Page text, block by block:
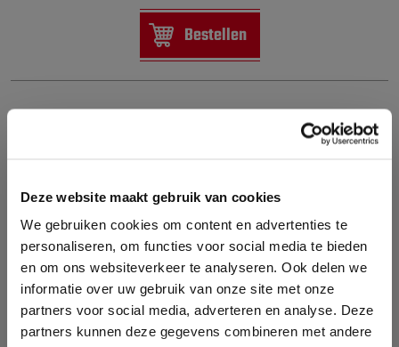
Deze website maakt gebruik van cookies
We gebruiken cookies om content en advertenties te
personaliseren, om functies voor social media te bieden
en om ons websiteverkeer te analyseren. Ook delen we
informatie over uw gebruik van onze site met onze
partners voor social media, adverteren en analyse. Deze
partners kunnen deze gegevens combineren met andere
Bestellen